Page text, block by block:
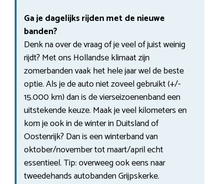
Ga je dagelijks rijden met de nieuwe
banden?
Denk na over de vraag of je veel of juist weinig
rijdt? Met ons Hollandse klimaat zijn
zomerbanden vaak het hele jaar wel de beste
optie. Als je de auto niet zoveel gebruikt (+/-
15.000 km) dan is de vierseizoenenband een
uitstekende keuze. Maak je veel kilometers en
kom je ook in de winter in Duitsland of
Oostenrijk? Dan is een winterband van
oktober/november tot maart/april echt
essentieel. Tip: overweeg ook eens naar
tweedehands autobanden Grijpskerke.